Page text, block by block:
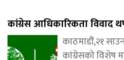
कांग्रेस आधिकारिकता विवाद
काठमाडौं,२१
कांग्रेसको विशेष